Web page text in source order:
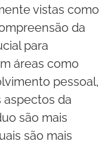
vistas como
da
para
áreas como
pessoal,
aspectos da
são mais
são mais